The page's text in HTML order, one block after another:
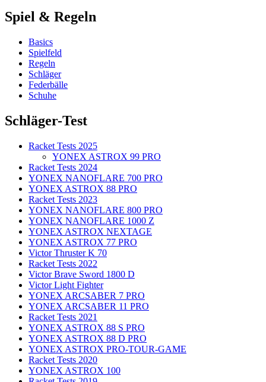
Spiel & Regeln
Basics
Spielfeld
Regeln
Schläger
Federbälle
Schuhe
Schläger-Test
Racket Tests 2025
YONEX ASTROX 99 PRO
Racket Tests 2024
YONEX NANOFLARE 700 PRO
YONEX ASTROX 88 PRO
Racket Tests 2023
YONEX NANOFLARE 800 PRO
YONEX NANOFLARE 1000 Z
YONEX ASTROX NEXTAGE
YONEX ASTROX 77 PRO
Victor Thruster K 70
Racket Tests 2022
Victor Brave Sword 1800 D
Victor Light Fighter
YONEX ARCSABER 7 PRO
YONEX ARCSABER 11 PRO
Racket Tests 2021
YONEX ASTROX 88 S PRO
YONEX ASTROX 88 D PRO
YONEX ASTROX PRO-TOUR-GAME
Racket Tests 2020
YONEX ASTROX 100